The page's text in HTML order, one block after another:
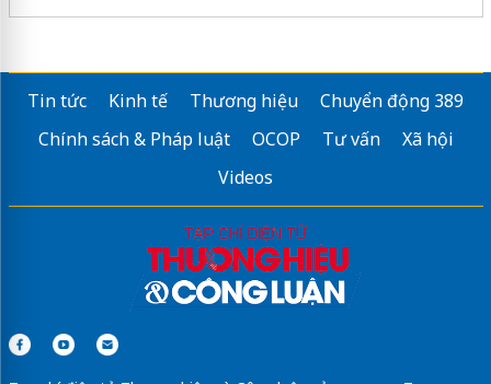
Tin tức Kinh tế Thương hiệu
Chuyển động 389
Chính sách & Pháp luật
OCOP Tư vấn
Xã hội
Videos